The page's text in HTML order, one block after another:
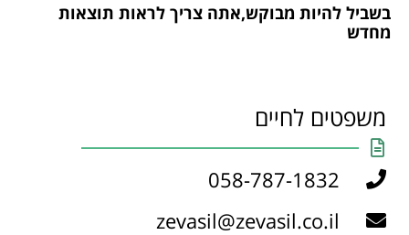
בשביל להיות מבוקש,אתה צריך לראות תוצאות
מחדש
משפטים לחיים
058-787-1832
zevasil@zevasil.co.il